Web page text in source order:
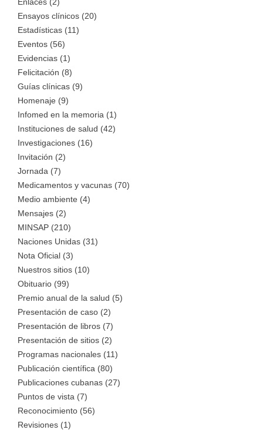
Ensayos clínicos (20)
Estadísticas (11)
Eventos (56)
Evidencias (1)
Felicitación (8)
Guías clínicas (9)
Homenaje (9)
Infomed en la memoria (1)
Instituciones de salud (42)
Investigaciones (16)
Invitación (2)
Jornada (7)
Medicamentos y vacunas (70)
Medio ambiente (4)
Mensajes (2)
MINSAP (210)
Naciones Unidas (31)
Nota Oficial (3)
Nuestros sitios (10)
Obituario (99)
Premio anual de la salud (5)
Presentación de caso (2)
Presentación de libros (7)
Presentación de sitios (2)
Programas nacionales (11)
Publicación científica (80)
Publicaciones cubanas (27)
Puntos de vista (7)
Reconocimiento (56)
Revisiones (1)